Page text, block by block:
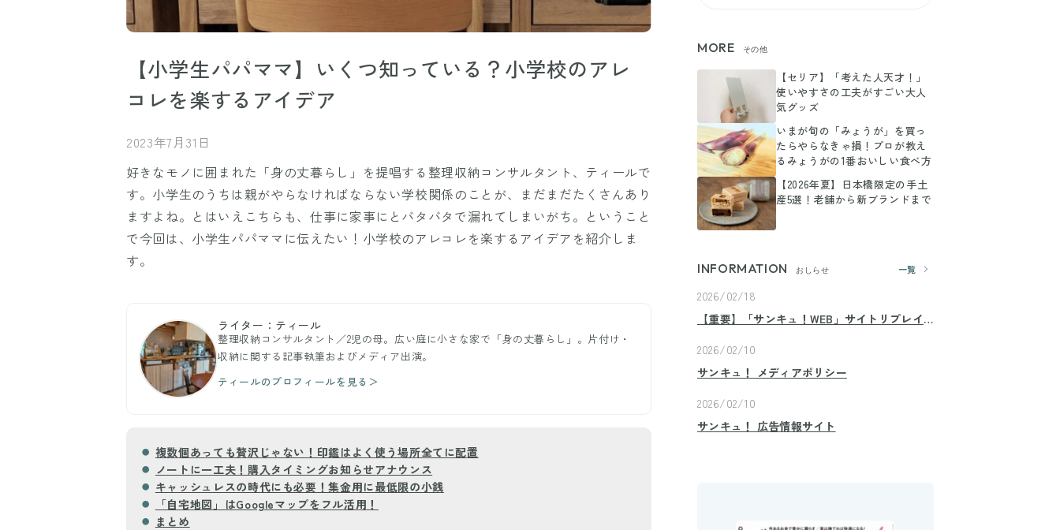
【小学生パパママ】いくつ知っている？小学校のアレ
コレを楽するアイデア
2023年7月31日
好きなモノに囲まれた「身の丈暮らし」を提唱する整理収納コンサルタント、ティールで
す。小学生のうちは親がやらなければならない学校関係のことが、まだまだたくさんあり
ますよね。とはいえこちらも、仕事に家事にとバタバタで漏れてしまいがち。ということ
で今回は、小学生パパママに伝えたい！小学校のアレコレを楽するアイデアを紹介しま
す。
ライター：ティール
整理収納コンサルタント／2児の母。広い庭に小さな家で「身の丈暮らし」。片付け・
収納に関する記事執筆およびメディア出演。
ティールのプロフィールを見る＞
複数個あっても贅沢じゃない！印鑑はよく使う場所全てに配置
ノートに一工夫！購入タイミングお知らせアナウンス
キャッシュレスの時代にも必要！集金用に最低限の小銭
「自宅地図」はGoogleマップをフル活用！
まとめ
MORE その他
【セリア】「考えた人天才！」
使いやすさの工夫がすごい大人
気グッズ
いまが旬の「みょうが」を買っ
たらやらなきゃ損！プロが教え
るみょうがの1番おいしい食べ方
【2026年夏】日本橋限定の手土
産5選！老舗から新ブランドまで
INFORMATION おしらせ 一覧
2026/02/18
【重要】「サンキュ！WEB」サイトリプレイ
2026/02/10
サンキュ！ メディアポリシー
2026/02/10
サンキュ！ 広告情報サイト